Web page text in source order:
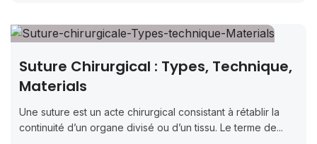
Suture Chirurgical : Types, Technique,
Materials
Une suture est un acte chirurgical consistant à rétablir la
continuité d’un organe divisé ou d’un tissu. Le terme de...